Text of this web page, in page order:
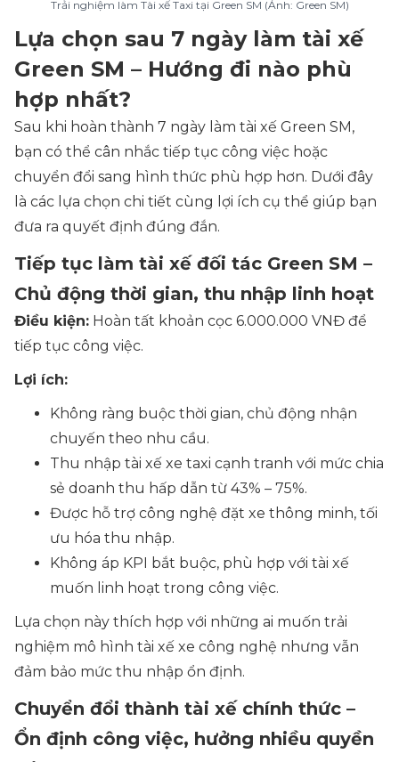
Trải nghiệm làm Tài xế Taxi tại Green SM (Ảnh: Green SM)
Lựa chọn sau 7 ngày làm tài xế
Green SM – Hướng đi nào phù
hợp nhất?
Sau khi hoàn thành 7 ngày làm tài xế Green SM,
bạn có thể cân nhắc tiếp tục công việc hoặc
chuyển đổi sang hình thức phù hợp hơn. Dưới đây
là các lựa chọn chi tiết cùng lợi ích cụ thể giúp bạn
đưa ra quyết định đúng đắn.
Tiếp tục làm tài xế đối tác Green SM –
Chủ động thời gian, thu nhập linh hoạt
Điều kiện: Hoàn tất khoản cọc 6.000.000 VNĐ để
tiếp tục công việc.
Lợi ích:
Không ràng buộc thời gian, chủ động nhận
chuyến theo nhu cầu.
Thu nhập tài xế xe taxi cạnh tranh với mức chia
sẻ doanh thu hấp dẫn từ 43% – 75%.
Được hỗ trợ công nghệ đặt xe thông minh, tối
ưu hóa thu nhập.
Không áp KPI bắt buộc, phù hợp với tài xế
muốn linh hoạt trong công việc.
Lựa chọn này thích hợp với những ai muốn trải
nghiệm mô hình tài xế xe công nghệ nhưng vẫn
đảm bảo mức thu nhập ổn định.
Chuyển đổi thành tài xế chính thức –
Ổn định công việc, hưởng nhiều quyền